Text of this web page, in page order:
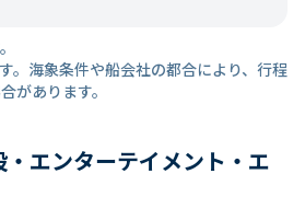
。海象条件や船会社の都合により、行程
があります。
・エンターテイメント・エ